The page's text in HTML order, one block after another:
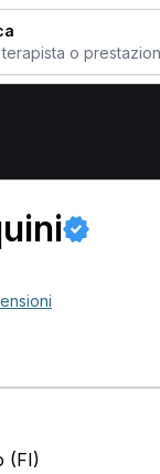
Valdarno
(FI)